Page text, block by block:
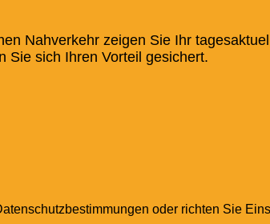
Nahverkehr zeigen Sie Ihr
Sie sich Ihren Vorteil gesichert.
oder richten Sie